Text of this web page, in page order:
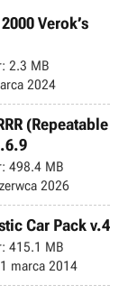
Verok’s
2.3 MB
2024
(Repeatable
498.4 MB
2026
Car Pack v.4
415.1 MB
marca 2014